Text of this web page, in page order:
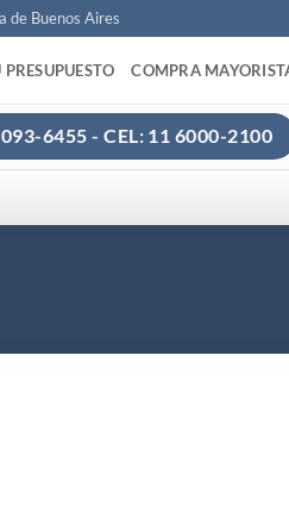
de Buenos Aires
COMPRA
6455 - CEL: 11 6000-2100